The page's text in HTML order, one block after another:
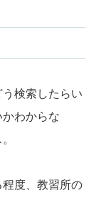
検索したらい
わからな
程度、教習所の